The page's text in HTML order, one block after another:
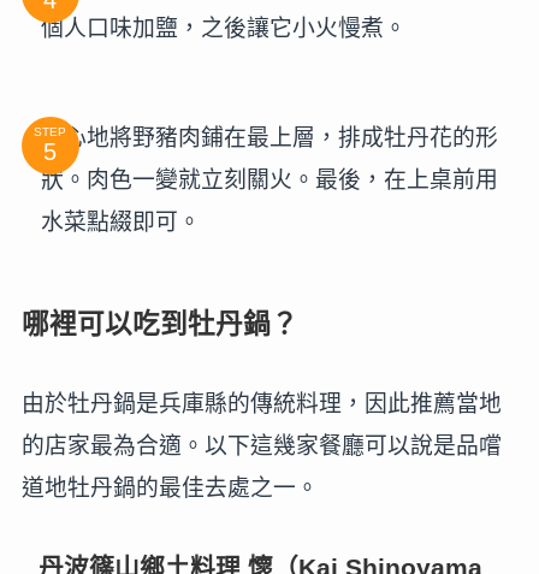
個人口味加鹽，之後讓它小火慢煮。
STEP
小心地將野豬肉鋪在最上層，排成牡丹花的形
狀。肉色一變就立刻關火。最後，在上桌前用
水菜點綴即可。
哪裡可以吃到牡丹鍋？
由於牡丹鍋是兵庫縣的傳統料理，因此推薦當地
的店家最為合適。以下這幾家餐廳可以說是品嚐
道地牡丹鍋的最佳去處之一。
丹波篠山鄉土料理 懷（Kai Shinoyama